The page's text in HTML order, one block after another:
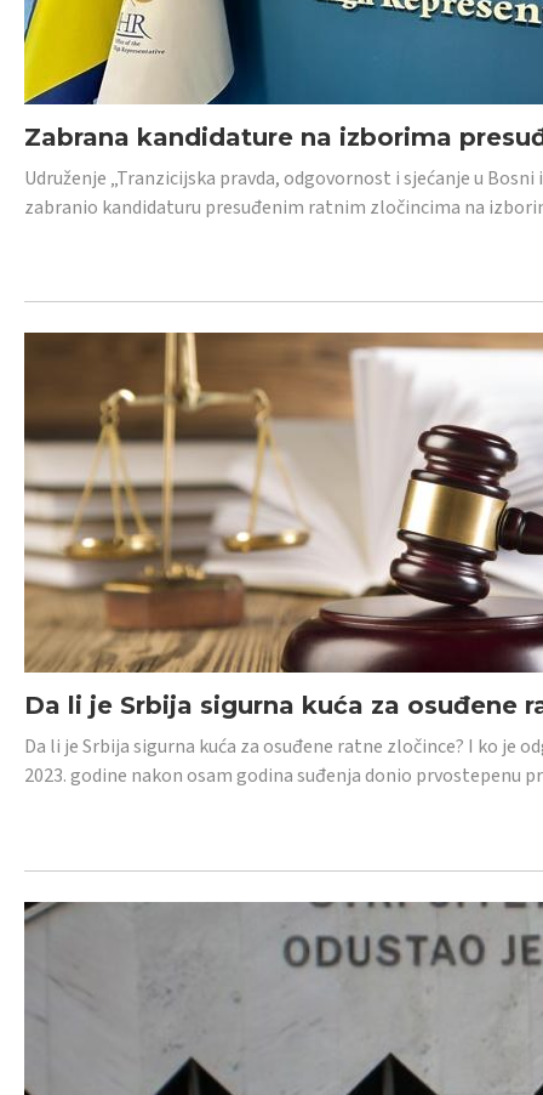
Zabrana kandidature na izborima
Udruženje „Tranzicijska pravda, odgovornost i sjećanje u
zabranio kandidaturu presuđenim ratnim zločincima na
Da li je Srbija sigurna kuća za osuđene
Da li je Srbija sigurna kuća za osuđene ratne zločince? I ko je
2023. godine nakon osam godina suđenja donio prvostepenu